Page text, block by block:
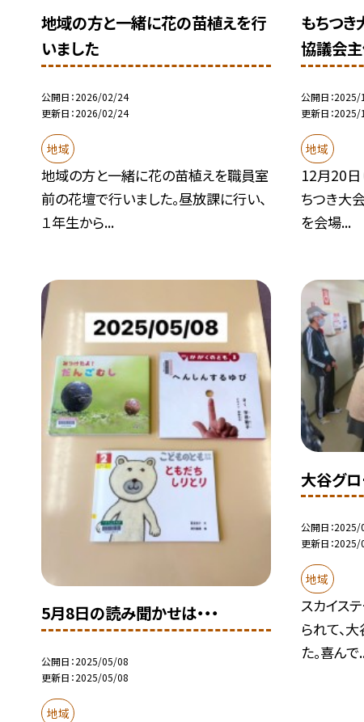
地域の方と一緒に花の苗植えを行
いました
公開日 2026/02/24
更新日 2026/02/24
地域
地域の方と一緒に花の苗植えを職員室
前の花壇で行いました。昼放課に行い、
１年生から...
もちつき
協議会主
公開日 2025/
更新日 2025/
地域
12月20日
ちつき大
を会場...
5月8日の読み聞かせは・・・
公開日 2025/05/08
更新日 2025/05/08
地域
大谷グ
公開日 2025/
更新日 2025/
地域
スカイス
られて、
た。喜んで